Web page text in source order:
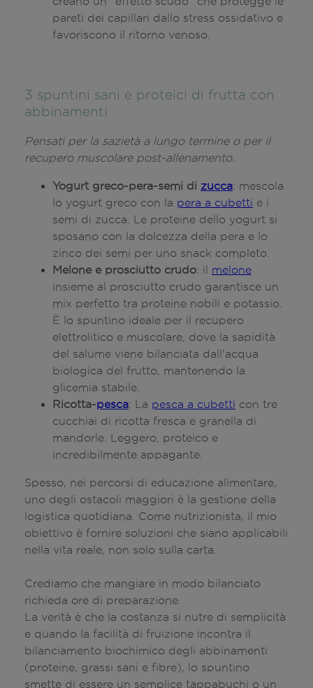
pareti dei capillari dallo stress ossidativo e
favoriscono il ritorno venoso.
3 spuntini sani e proteici di frutta con
abbinamenti
Pensati per la sazietà a lungo termine o per il
recupero muscolare post-allenamento.
Yogurt greco-pera-semi di zucca: mescola
lo yogurt greco con la pera a cubetti e i
semi di zucca. Le proteine dello yogurt si
sposano con la dolcezza della pera e lo
zinco dei semi per uno snack completo.
Melone e prosciutto crudo: il melone
insieme al prosciutto crudo garantisce un
mix perfetto tra proteine nobili e potassio.
È lo spuntino ideale per il recupero
elettrolitico e muscolare, dove la sapidità
del salume viene bilanciata dall'acqua
biologica del frutto, mantenendo la
glicemia stabile.
Ricotta-pesca: La pesca a cubetti con tre
cucchiai di ricotta fresca e granella di
mandorle. Leggero, proteico e
incredibilmente appagante.
Spesso, nei percorsi di educazione alimentare,
uno degli ostacoli maggiori è la gestione della
logistica quotidiana. Come nutrizionista, il mio
obiettivo è fornire soluzioni che siano applicabili
nella vita reale, non solo sulla carta.
Crediamo che mangiare in modo bilanciato
richieda ore di preparazione.
La verità è che la costanza si nutre di semplicità
e quando la facilità di fruizione incontra il
bilanciamento biochimico degli abbinamenti
(proteine, grassi sani e fibre), lo spuntino
smette di essere un semplice tappabuchi o un